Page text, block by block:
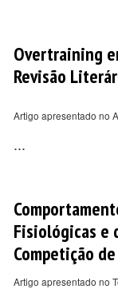
Overtraining
Revisão
Artigo apresentado no
...
Fisiológicas e
Competição
Artigo apresentado no